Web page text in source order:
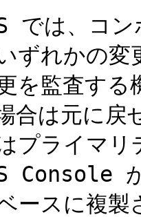
は、コン
ずれかの
を監査す
合は元に戻
プライマ
が
ースに複製